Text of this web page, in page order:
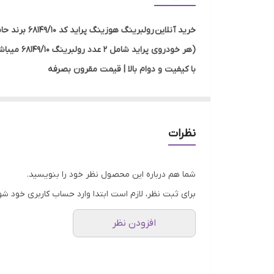
خرید آنلاین رولبرینگ هوزینگ پراید کد 68149/10 برند حامد
(هر خودروی پراید شامل 2 عدد رولبرینگ 68149/10 میباشد)
با کیفیت و دوام بالا | قیمت مقرون بصرفه
نظرات
شما هم درباره این محصول نظر خود را بنویسید.
برای ثبت نظر، لازم است ابتدا وارد حساب کاربری خود
افزودن نظر